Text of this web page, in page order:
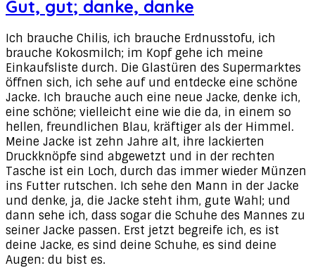
Gut, gut; danke, danke
Ich brauche Chilis, ich brauche Erdnusstofu, ich
brauche Kokosmilch; im Kopf gehe ich meine
Einkaufsliste durch. Die Glastüren des Supermarktes
öffnen sich, ich sehe auf und entdecke eine schöne
Jacke. Ich brauche auch eine neue Jacke, denke ich,
eine schöne; vielleicht eine wie die da, in einem so
hellen, freundlichen Blau, kräftiger als der Himmel.
Meine Jacke ist zehn Jahre alt, ihre lackierten
Druckknöpfe sind abgewetzt und in der rechten
Tasche ist ein Loch, durch das immer wieder Münzen
ins Futter rutschen. Ich sehe den Mann in der Jacke
und denke, ja, die Jacke steht ihm, gute Wahl; und
dann sehe ich, dass sogar die Schuhe des Mannes zu
seiner Jacke passen. Erst jetzt begreife ich, es ist
deine Jacke, es sind deine Schuhe, es sind deine
Augen: du bist es.